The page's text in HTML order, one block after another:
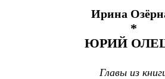
Ирина
*
ЮРИЙ
Главы из